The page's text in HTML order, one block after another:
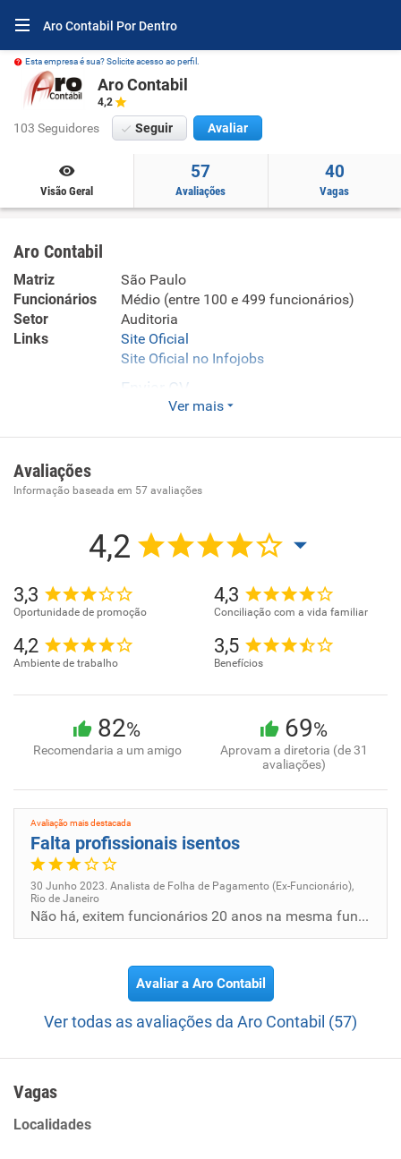
Aro Contabil Por Dentro
Esta empresa é sua? Solicite acesso ao perfil.
Aro Contabil
4,2
103 Seguidores Seguir Avaliar
Visão Geral
57
Avaliações
40
Vagas
Aro Contabil
Matriz
São Paulo
Funcionários
Médio (entre 100 e 499 funcionários)
Setor
Auditoria
Links
Site Oficial
Site Oficial no Infojobs
Enviar CV
Ver mais
Avaliações
Informação baseada em 57 avaliações
4,2
3,3
Oportunidade de promoção
4,3
Conciliação com a vida familiar
4,2
Ambiente de trabalho
3,5
Benefícios
82%
Recomendaria a um amigo
69%
Aprovam a diretoria (de 31
avaliações)
Avaliação mais destacada
Falta profissionais isentos
30 Junho 2023. Analista de Folha de Pagamento (Ex-Funcionário),
Rio de Janeiro
Não há, exitem funcionários 20 anos na mesma função.
Avaliar a Aro Contabil
Ver todas as avaliações da Aro Contabil (57)
Vagas
Localidades